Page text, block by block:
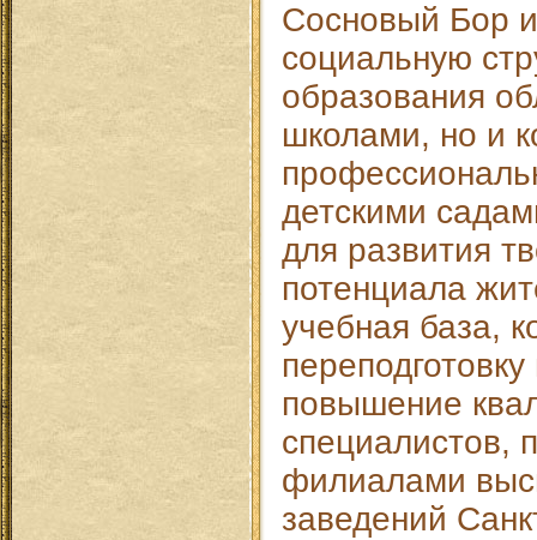
Сосновый Бор
социальную
образования
школами, но и
детскими
для развития
потенциала
учебная база,
повышение
специалистов,
филиалами
заведений